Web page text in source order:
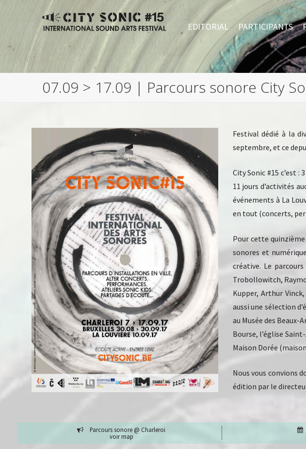
EDITORIAL PARTICIPANTS
07.09 > 17.09 | Parcours sonore City
Festival dédié à la
septembre, et ce
City Sonic #15 c’est
11 jours d’activités
événements à La
en tout (concerts,
Pour cette
sonores et
créative. Le
Trobollowitch,
Kupper, Arthur
aussi une sélection
au Musée des
Bourse, l’église
Maison Dorée
Nous vous convions
édition par le
Parcours sonore @ Charleroi
voir map